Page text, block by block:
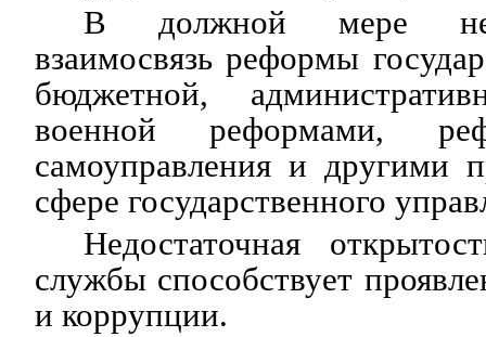
В должной мере не
взаимосвязь реформы
бюджетной,
военной реформами,
самоуправления и другими
сфере государственного
Недостаточная
службы способствует
и коррупции.